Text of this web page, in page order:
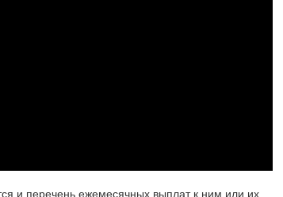
и перечень ежемесячных выплат к ним или их